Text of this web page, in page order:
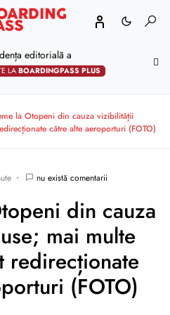
editorială a
LABOARDINGPASS PLUS
la Otopeni din cauza vizibilității
către alte aeroporturi (FOTO)
nu există comentarii
din cauza
mai multe
redirecționate
(FOTO)